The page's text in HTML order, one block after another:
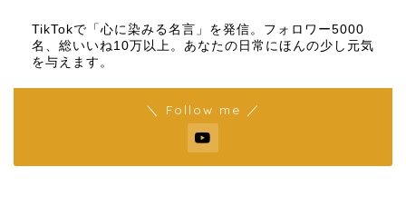
TikTokで「心に染みる名言」を発信。フォロワー5000
名、総いいね10万以上。あなたの日常にほんの少し元気
を与えます。
＼ Follow me ／